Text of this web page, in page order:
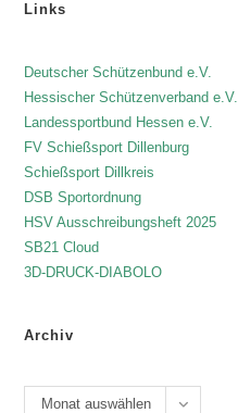
Links
Deutscher Schützenbund e.V.
Hessischer Schützenverband e.V.
Landessportbund Hessen e.V.
FV Schießsport Dillenburg
Schießsport Dillkreis
DSB Sportordnung
HSV Ausschreibungsheft 2025
SB21 Cloud
3D-DRUCK-DIABOLO
Archiv
Monat auswählen